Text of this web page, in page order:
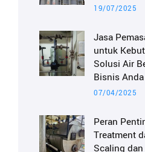
19/07/2025
Jasa
untuk
Solusi Air
Bisnis Anda
07/04/2025
Peran
Treatment
Scaling